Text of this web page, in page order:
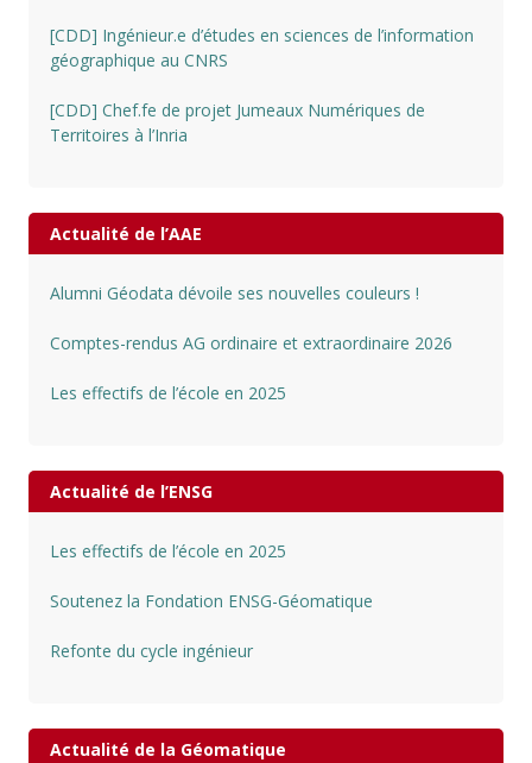
[CDD] Ingénieur.e d’études en sciences de l’information
géographique au CNRS
[CDD] Chef.fe de projet Jumeaux Numériques de
Territoires à l’Inria
Actualité de l’AAE
Alumni Géodata dévoile ses nouvelles couleurs !
Comptes-rendus AG ordinaire et extraordinaire 2026
Les effectifs de l’école en 2025
Actualité de l’ENSG
Les effectifs de l’école en 2025
Soutenez la Fondation ENSG-Géomatique
Refonte du cycle ingénieur
Actualité de la Géomatique